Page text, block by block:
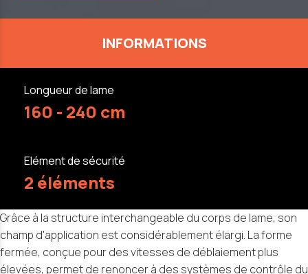
INFORMATIONS
Longueur de lame
160 - 240 cm
Elément de sécurité
2 éléments
Grâce à la structure interchangeable du corps de lame, son
champ d'application est considérablement élargi. La forme
fermée, conçue pour des vitesses de déblaiement plus
élevées, permet de renoncer à des systèmes de contrôle du